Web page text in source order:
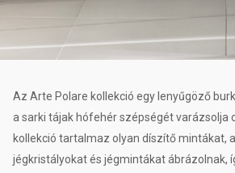
Az Arte Polare kollekció egy lenyűgöző
a sarki tájak hófehér szépségét varázsolja
kollekció tartalmaz olyan díszítő mintákat,
jégkristályokat és jégmintákat ábrázolnak,